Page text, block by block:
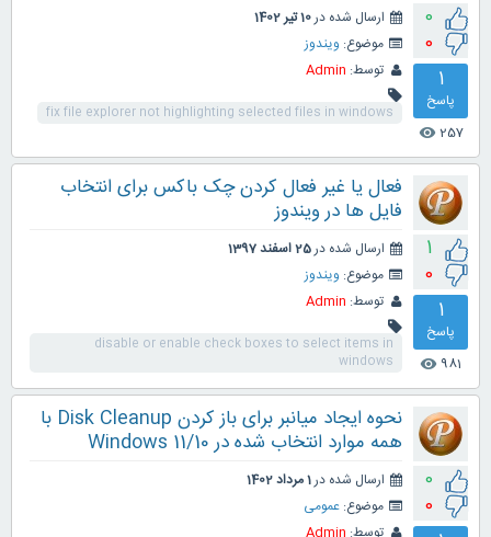
0
0
1
پاسخ
257
visibility
ارسال شده در10 تیر 1402
موضوع: ویندوز
توسط: Admin
fix file explorer not highlighting selected files in windows
1
0
1
پاسخ
981
visibility
فعال یا غیر فعال کردن چک باکس برای انتخاب
فایل ها در ویندوز
ارسال شده در25 اسفند 1397
موضوع: ویندوز
توسط: Admin
disable or enable check boxes to select items in
windows
0
0
نحوه ایجاد میانبر برای باز کردن Disk Cleanup با
همه موارد انتخاب شده در Windows 11/10
ارسال شده در1 مرداد 1402
موضوع: عمومی